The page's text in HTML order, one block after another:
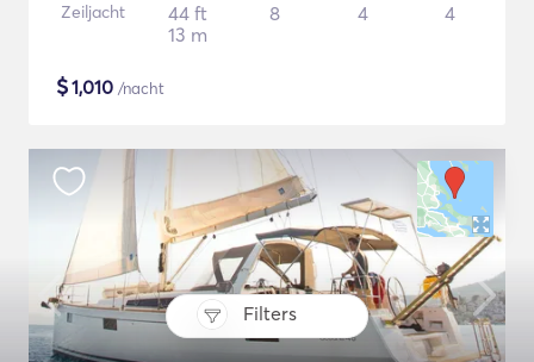
Filters
Zeiljacht
44 ft
13 m
8 4 4
$1,010 /nacht